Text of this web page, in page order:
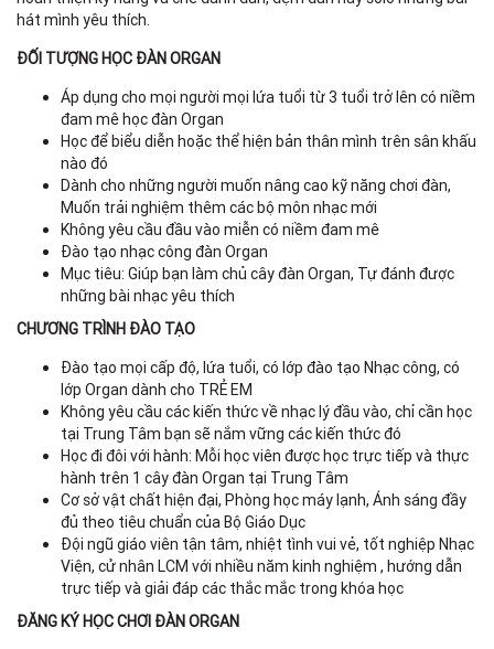
hát mình yêu thích.
ĐỐI TƯỢNG HỌC ĐÀN ORGAN
Áp dụng cho mọi người mọi lứa tuổi từ 3 tuổi trở lên có niềm
đam mê học đàn Organ
Học để biểu diễn hoặc thể hiện bản thân mình trên sân khấu
nào đó
Dành cho những người muốn nâng cao kỹ năng chơi đàn,
Muốn trải nghiệm thêm các bộ môn nhạc mới
Không yêu cầu đầu vào miễn có niềm đam mê
Đào tạo nhạc công đàn Organ
Mục tiêu: Giúp bạn làm chủ cây đàn Organ, Tự đánh được
những bài nhạc yêu thích
CHƯƠNG TRÌNH ĐÀO TẠO
Đào tạo mọi cấp độ, lứa tuổi, có lớp đào tạo Nhạc công, có
lớp Organ dành cho TRẺ EM
Không yêu cầu các kiến thức về nhạc lý đầu vào, chỉ cần học
tại Trung Tâm bạn sẽ nắm vững các kiến thức đó
Học đi đôi với hành: Mỗi học viên được học trực tiếp và thực
hành trên 1 cây đàn Organ tại Trung Tâm
Cơ sở vật chất hiện đại, Phòng học máy lạnh, Ánh sáng đầy
đủ theo tiêu chuẩn của Bộ Giáo Dục
Đội ngũ giáo viên tận tâm, nhiệt tình vui vẻ, tốt nghiệp Nhạc
Viện, cử nhân LCM với nhiều năm kinh nghiệm , hướng dẫn
trực tiếp và giải đáp các thắc mắc trong khóa học
ĐĂNG KÝ HỌC CHƠI ĐÀN ORGAN